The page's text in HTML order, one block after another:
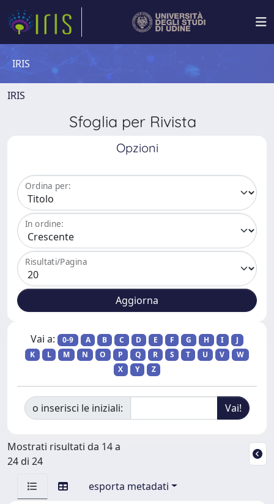
IRIS
IRIS
Sfoglia per Rivista
Opzioni
Ordina per:
In ordine:
Risultati/Pagina
Vai a: 0-9 A B C D E F G H I
J
K
L M N O P Q R S T U V
W
X
Y Z
o inserisci le iniziali:
Mostrati risultati da 14 a
24 di 24
esporta metadati